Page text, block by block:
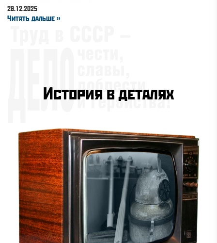
26.12.2025
Читать дальше »
История в деталях